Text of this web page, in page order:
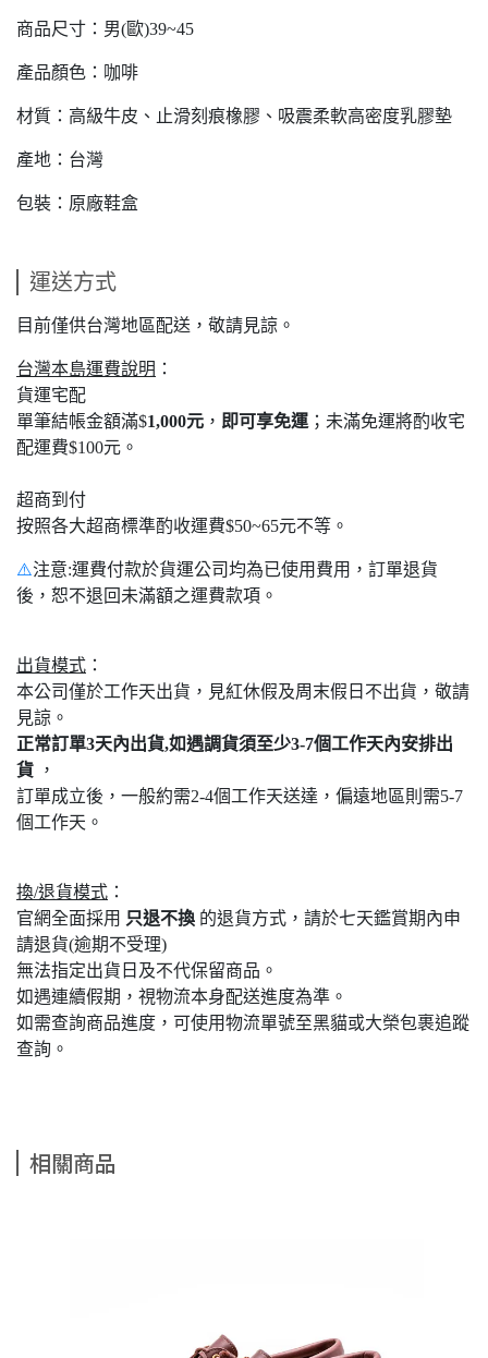
商品尺寸：男(歐)39~45
產品顏色：咖啡
材質：高級牛皮、止滑刻痕橡膠、吸震柔軟高密度乳膠墊
產地：台灣
包裝：原廠鞋盒
運送方式
目前僅供台灣地區配送，敬請見諒。
台灣本島運費說明 ：
貨運宅配
單筆結帳金額滿$1,000元 ， 即可享免運 ；未滿免運將酌收宅
配運費$100元。
超商到付
按照各大超商標準酌收運費$50~65元不等。
⚠️注意:運費付款於貨運公司均為已使用費用，訂單退貨
後，恕不退回未滿額之運費款項。
出貨模式 ：
本公司僅於工作天出貨，見紅休假及周末假日不出貨，敬請
見諒。
正常訂單3天內出貨,如遇調貨須至少3-7個工作天內安排出
貨 ，
訂單成立後，一般約需2-4個工作天送達，偏遠地區則需5-7
個工作天。
換/退貨模式 ：
官網全面採用 只退不換 的退貨方式，請於七天鑑賞期內申
請退貨(逾期不受理)
無法指定出貨日及不代保留商品。
如遇連續假期，視物流本身配送進度為準。
如需查詢商品進度，可使用物流單號至黑貓或大榮包裹追蹤
查詢。
相關商品